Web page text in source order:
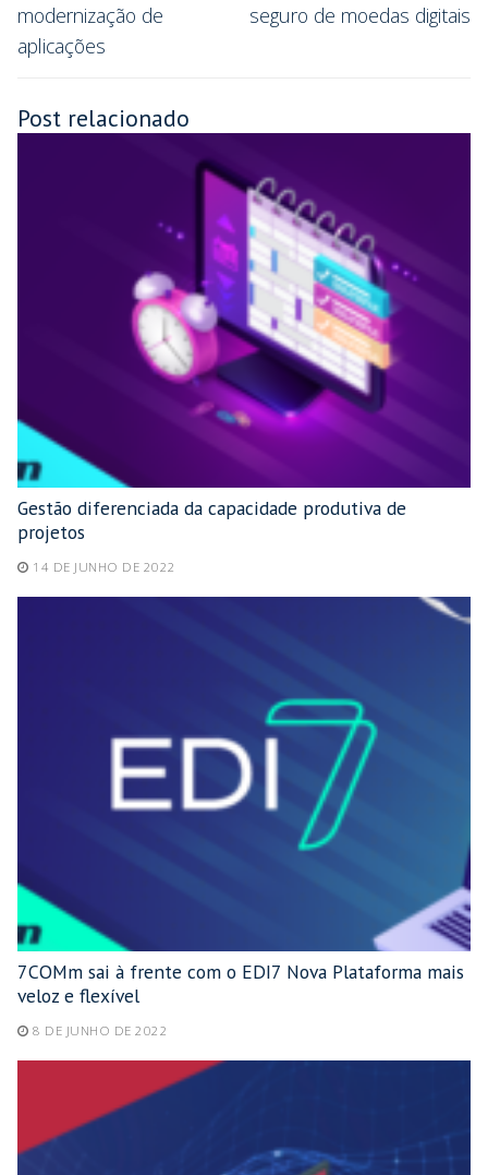
modernização de
aplicações
seguro de moedas digitais
Post relacionado
Gestão diferenciada da capacidade produtiva de
projetos
14 DE JUNHO DE 2022
7COMm sai à frente com o EDI7 Nova Plataforma mais
veloz e flexível
8 DE JUNHO DE 2022